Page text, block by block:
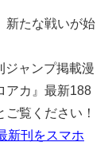
新たな戦いが始
ジャンプ掲載漫
アカ』最新188
覧ください！
新刊をスマホ